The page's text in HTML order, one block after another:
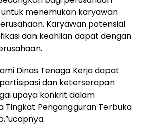
menemukan karyawan
Karyawan potensial
dan keahlian dapat dengan
Dinas Tenaga Kerja dapat
dan keterserapan
upaya konkrit dalam
Tingkat Pengangguran Terbuka